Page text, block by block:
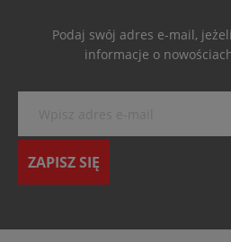
Podaj swój adres e-mail,
informacje o
ZAPISZ SIĘ